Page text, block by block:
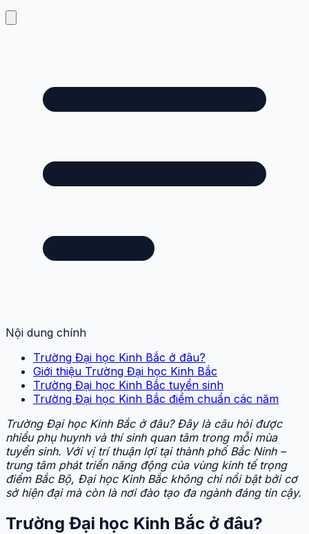
Nội dung chính
Trường Đại học Kinh Bắc ở đâu?
Giới thiệu Trường Đại học Kinh Bắc
Trường Đại học Kinh Bắc tuyển sinh
Trường Đại học Kinh Bắc điểm chuẩn các năm
Trường Đại học Kinh Bắc ở đâu? Đây là câu hỏi được
nhiều phụ huynh và thí sinh quan tâm trong mỗi mùa
tuyển sinh. Với vị trí thuận lợi tại thành phố Bắc Ninh –
trung tâm phát triển năng động của vùng kinh tế trọng
điểm Bắc Bộ, Đại học Kinh Bắc không chỉ nổi bật bởi cơ
sở hiện đại mà còn là nơi đào tạo đa ngành đáng tin cậy.
Trường Đại học Kinh Bắc ở đâu?